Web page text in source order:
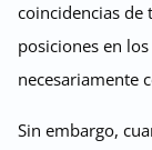
coincidencias de
posiciones en
necesariamente
Sin embargo,